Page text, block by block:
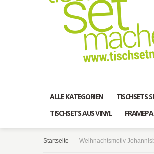
ALLE KATEGORIEN TISCHSETS
TISCHSETS AUS VINYL
Startseite Weihnachtsmotiv